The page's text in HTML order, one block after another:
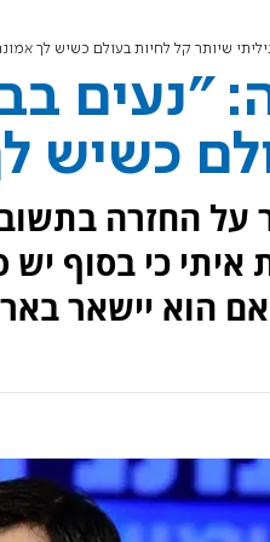
שיותר קל לחיות בעולם כשיש לך
"נעים
כשיש
על החזרה
איתי כי בסוף
הוא יישאר